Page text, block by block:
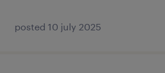
posted 10 july 2025